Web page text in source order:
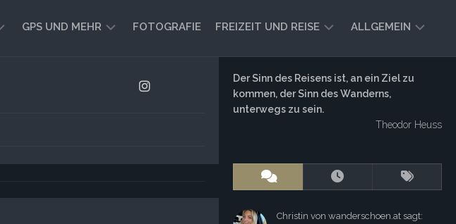
GPS UND MEHR FOTOGRAFIE FREIZEIT UND REISE
CAMPING
VANLIFE
FREIZEIT-
ALLGEMEIN
AKTUELL
AUSBLICK
Der Sinn des Reisens ist, an ein Ziel zu
kommen, der Sinn des Wanderns,
unterwegs zu sein.
Theodor Heuss
Christin von wanderschoen.at sagt: